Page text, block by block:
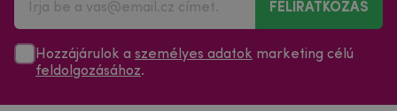
FELIRATKOZÁS
Hozzájárulok a személyes adatok marketing célú
feldolgozásához.